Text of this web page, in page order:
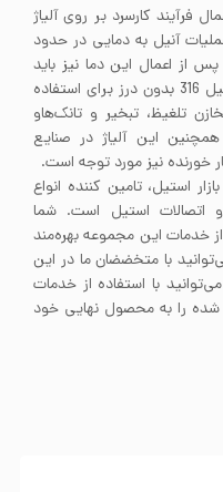
افزایش استحکام آلیاژ 316، اعمال فرآیند کارسرد بر روی آلیاژ
لوله استیل 316 برای عملیات آنیل به دمایی در حدود
دارد. پس از اعمال این دما نیز باید
قطعات را به سرعت سرد کنید. لوله استیل 316 بدون درز برای استفاده
تلغیظ، تبخیر و تانک‌هاو
این آلیاژ در صنایع
خورنده نیز مورد توجه است.
استیل، تامین کننده انواع
اتصالات استیل است. شما
خدمات این مجموعه بهره‌مند
با متخضضان ما در این
با استفاده از خدمات
را به محصول نهایی خود